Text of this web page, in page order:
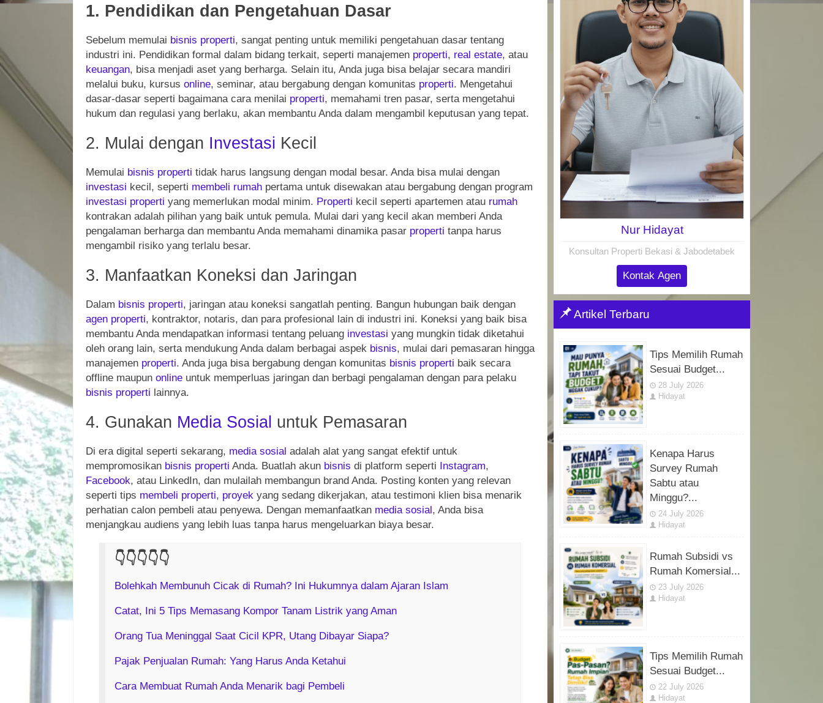
1. Pendidikan dan Pengetahuan Dasar
Sebelum memulai bisnis properti, sangat penting untuk memiliki pengetahuan dasar tentang
industri ini. Pendidikan formal dalam bidang terkait, seperti manajemen properti, real estate, atau
keuangan, bisa menjadi aset yang berharga. Selain itu, Anda juga bisa belajar secara mandiri
melalui buku, kursus online, seminar, atau bergabung dengan komunitas properti. Mengetahui
dasar-dasar seperti bagaimana cara menilai properti, memahami tren pasar, serta mengetahui
hukum dan regulasi yang berlaku, akan membantu Anda dalam mengambil keputusan yang tepat.
2. Mulai dengan Investasi Kecil
Memulai bisnis properti tidak harus langsung dengan modal besar. Anda bisa mulai dengan
investasi kecil, seperti membeli rumah pertama untuk disewakan atau bergabung dengan program
investasi properti yang memerlukan modal minim. Properti kecil seperti apartemen atau rumah
kontrakan adalah pilihan yang baik untuk pemula. Mulai dari yang kecil akan memberi Anda
pengalaman berharga dan membantu Anda memahami dinamika pasar properti tanpa harus
mengambil risiko yang terlalu besar.
3. Manfaatkan Koneksi dan Jaringan
Dalam bisnis properti, jaringan atau koneksi sangatlah penting. Bangun hubungan baik dengan
agen properti, kontraktor, notaris, dan para profesional lain di industri ini. Koneksi yang baik bisa
membantu Anda mendapatkan informasi tentang peluang investasi yang mungkin tidak diketahui
oleh orang lain, serta mendukung Anda dalam berbagai aspek bisnis, mulai dari pemasaran hingga
manajemen properti. Anda juga bisa bergabung dengan komunitas bisnis properti baik secara
offline maupun online untuk memperluas jaringan dan berbagi pengalaman dengan para pelaku
bisnis properti lainnya.
4. Gunakan Media Sosial untuk Pemasaran
Di era digital seperti sekarang, media sosial adalah alat yang sangat efektif untuk
mempromosikan bisnis properti Anda. Buatlah akun bisnis di platform seperti Instagram,
Facebook, atau LinkedIn, dan mulailah membangun brand Anda. Posting konten yang relevan
seperti tips membeli properti, proyek yang sedang dikerjakan, atau testimoni klien bisa menarik
perhatian calon pembeli atau penyewa. Dengan memanfaatkan media sosial , Anda bisa
menjangkau audiens yang lebih luas tanpa harus mengeluarkan biaya besar.
👇👇👇👇👇
Bolehkah Membunuh Cicak di Rumah? Ini Hukumnya dalam Ajaran Islam
Catat, Ini 5 Tips Memasang Kompor Tanam Listrik yang Aman
Orang Tua Meninggal Saat Cicil KPR, Utang Dibayar Siapa?
Pajak Penjualan Rumah: Yang Harus Anda Ketahui
Cara Membuat Rumah Anda Menarik bagi Pembeli
Nur Hidayat
Konsultan Properti Bekasi & Jabodetabek
Kontak Agen
Artikel Terbaru
Tips Memilih Rumah
Sesuai Budget...
28 July 2026
Hidayat
Kenapa Harus
Survey Rumah
Sabtu atau
Minggu?...
24 July 2026
Hidayat
Rumah Subsidi vs
Rumah Komersial...
23 July 2026
Hidayat
Tips Memilih Rumah
Sesuai Budget...
22 July 2026
Hidayat